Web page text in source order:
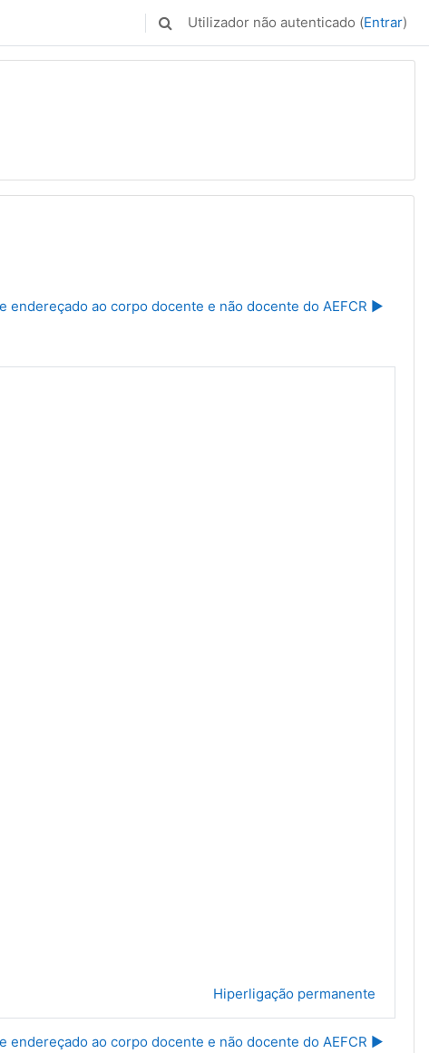
Alternar a entrada da pesquisa
Utilizador não autenticado (Entrar)
endereçado ao corpo docente e não docente do AEFCR ▶︎
Hiperligação permanente
endereçado ao corpo docente e não docente do AEFCR ▶︎